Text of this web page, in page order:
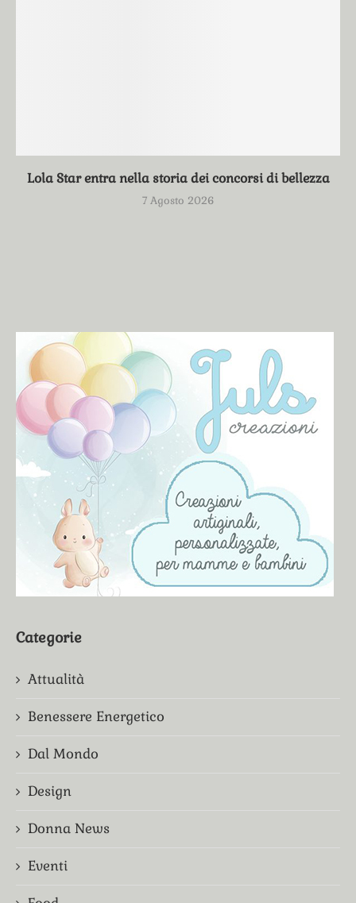
Lola Star entra nella storia dei concorsi di bellezza
7 Agosto 2026
Categorie
Attualità
Benessere Energetico
Dal Mondo
Design
Donna News
Eventi